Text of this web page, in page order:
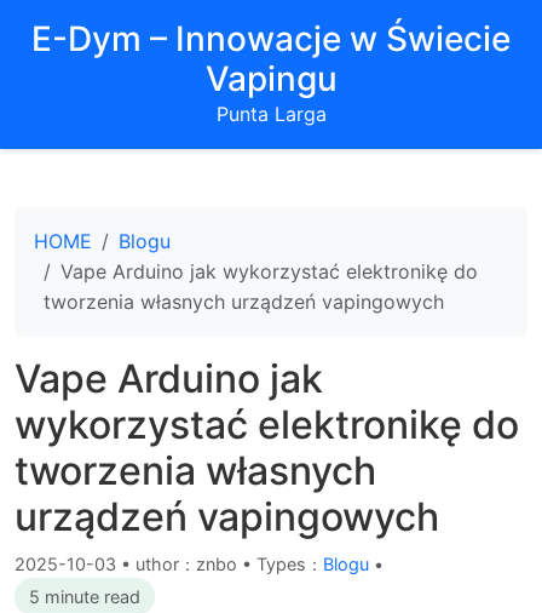
E-Dym – Innowacje w Świecie
Vapingu
Punta Larga
HOME
Blogu
Vape Arduino jak wykorzystać elektronikę do
tworzenia własnych urządzeń vapingowych
Vape Arduino jak
wykorzystać elektronikę do
tworzenia własnych
urządzeń vapingowych
2025-10-03 • uthor：znbo • Types： Blogu •
5 minute read